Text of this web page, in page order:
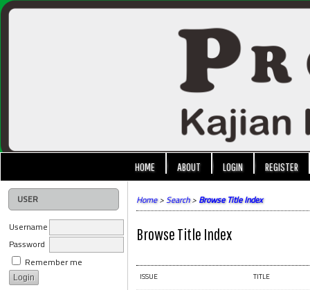
USER
Username
Password
Remember me
HOME ABOUT LOGIN REGISTER
Home>Search>Browse Title Index
Browse Title Index
ISSUE TITLE